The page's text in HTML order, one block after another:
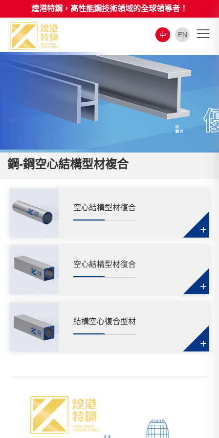
煌港特鋼，高性能鋼技術領域的全球領導者！
中 EN
鋼-鋼空心結構型材複合
空心結構型材復合
+
空心結構型材復合
+
結構空心復合型材
+